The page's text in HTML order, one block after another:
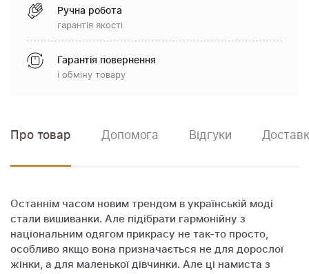
Ручна робота
гарантія якості
Гарантія повернення
і обміну товару
Про товар Допомога Відгуки
Останнім часом новим трендом в українській моді
стали вишиванки. Але підібрати гармонійну з
національним одягом прикрасу не так-то просто,
особливо якщо вона призначається не для дорослої
жінки, а для маленької дівчинки. Але ці намиста з